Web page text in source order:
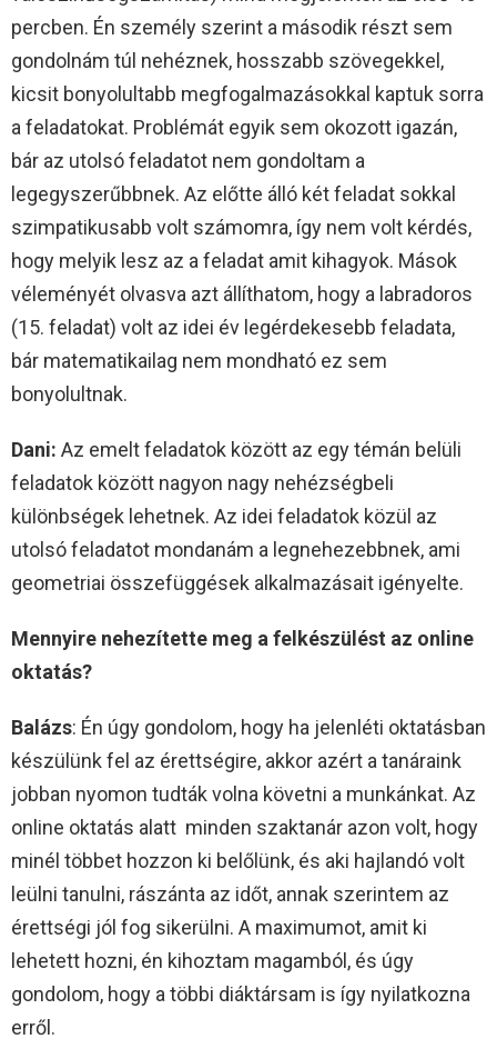
percben. Én személy szerint a második részt sem
gondolnám túl nehéznek, hosszabb szövegekkel,
kicsit bonyolultabb megfogalmazásokkal kaptuk sorra
a feladatokat. Problémát egyik sem okozott igazán,
bár az utolsó feladatot nem gondoltam a
legegyszerűbbnek. Az előtte álló két feladat sokkal
szimpatikusabb volt számomra, így nem volt kérdés,
hogy melyik lesz az a feladat amit kihagyok. Mások
véleményét olvasva azt állíthatom, hogy a labradoros
(15. feladat) volt az idei év legérdekesebb feladata,
bár matematikailag nem mondható ez sem
bonyolultnak.
Dani: Az emelt feladatok között az egy témán belüli
feladatok között nagyon nagy nehézségbeli
különbségek lehetnek. Az idei feladatok közül az
utolsó feladatot mondanám a legnehezebbnek, ami
geometriai összefüggések alkalmazásait igényelte.
Mennyire nehezítette meg a felkészülést az online
oktatás?
Balázs: Én úgy gondolom, hogy ha jelenléti oktatásban
készülünk fel az érettségire, akkor azért a tanáraink
jobban nyomon tudták volna követni a munkánkat. Az
online oktatás alatt minden szaktanár azon volt, hogy
minél többet hozzon ki belőlünk, és aki hajlandó volt
leülni tanulni, rászánta az időt, annak szerintem az
érettségi jól fog sikerülni. A maximumot, amit ki
lehetett hozni, én kihoztam magamból, és úgy
gondolom, hogy a többi diáktársam is így nyilatkozna
erről.